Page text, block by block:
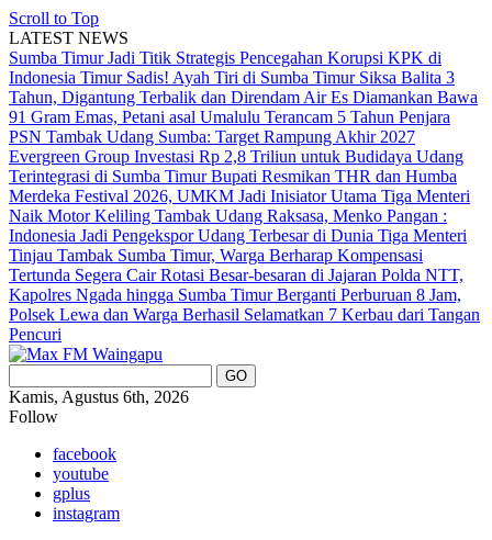
Scroll to Top
LATEST NEWS
Sumba Timur Jadi Titik Strategis Pencegahan Korupsi KPK di
Indonesia Timur Sadis! Ayah Tiri di Sumba Timur Siksa Balita 3
Tahun, Digantung Terbalik dan Direndam Air Es Diamankan Bawa
91 Gram Emas, Petani asal Umalulu Terancam 5 Tahun Penjara
PSN Tambak Udang Sumba: Target Rampung Akhir 2027
Evergreen Group Investasi Rp 2,8 Triliun untuk Budidaya Udang
Terintegrasi di Sumba TimurBupati Resmikan THR dan Humba
Merdeka Festival 2026, UMKM Jadi Inisiator Utama Tiga Menteri
Naik Motor Keliling Tambak Udang Raksasa, Menko Pangan :
Indonesia Jadi Pengekspor Udang Terbesar di Dunia Tiga Menteri
Tinjau Tambak Sumba Timur, Warga Berharap Kompensasi
Tertunda Segera CairRotasi Besar-besaran di Jajaran Polda NTT,
Kapolres Ngada hingga Sumba Timur Berganti Perburuan 8 Jam,
Polsek Lewa dan Warga Berhasil Selamatkan 7 Kerbau dari Tangan
Pencuri
Kamis, Agustus 6th, 2026
Follow
facebook
youtube
gplus
instagram